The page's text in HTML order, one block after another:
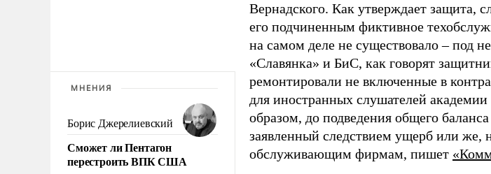
МНЕНИЯ
Борис Джерелиевский
Сможет ли Пентагон
перестроить ВПК США
Вернадского. Как утверждает защита,
его подчиненным фиктивное
на самом деле не существовало – под
«Славянка» и БиС, как говорят
ремонтировали не включенные в
для иностранных слушателей
образом, до подведения общего
заявленный следствием ущерб или
обслуживающим фирмам, пишет